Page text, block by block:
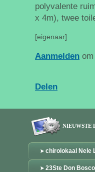
polyvalente
x 4m), twee
[eigenaar]
Aanmelden
Delen
NIEUWSTE
chirolokaal Nele
23Ste Don